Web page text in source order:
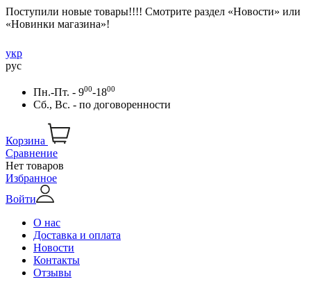
Поступили новые товары!!!! Смотрите раздел «Новости» или
«Новинки магазина»!
укр
рус
Пн.-Пт. - 900-1800
Сб., Вс. - по договоренности
Корзина
Сравнение
Нет товаров
Избранное
Войти
О нас
Доставка и оплата
Новости
Контакты
Отзывы